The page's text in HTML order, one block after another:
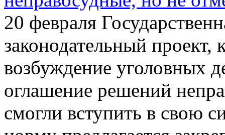
20 февраля
законодательный проект,
возбуждение уголовных
оглашение решений
смогли вступить в свою